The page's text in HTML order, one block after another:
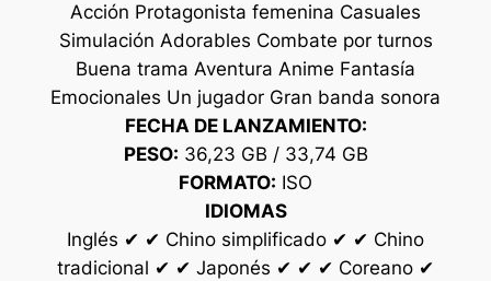
Acción Protagonista femenina Casuales
Simulación Adorables Combate por turnos
Buena trama Aventura Anime Fantasía
Emocionales Un jugador Gran banda sonora
FECHA DE LANZAMIENTO:
PESO: 36,23 GB / 33,74 GB
FORMATO: ISO
IDIOMAS
Inglés ✔ ✔ Chino simplificado ✔ ✔ Chino
tradicional ✔ ✔ Japonés ✔ ✔ ✔ Coreano ✔